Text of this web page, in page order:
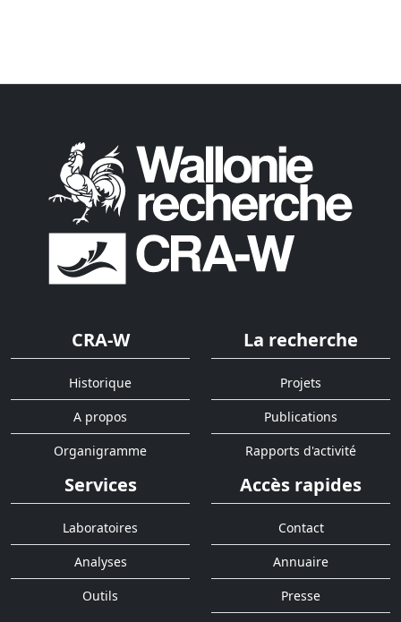
CRA-W
Historique
A propos
Organigramme
La recherche
Projets
Publications
Rapports d'activité
Services
Laboratoires
Analyses
Outils
Accès rapides
Contact
Annuaire
Presse